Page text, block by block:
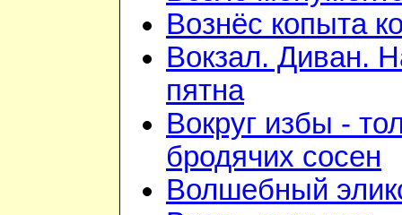
Вознёс копыта
Вокзал. Диван.
пятна
Вокруг избы -
бродячих сосен
Волшебный